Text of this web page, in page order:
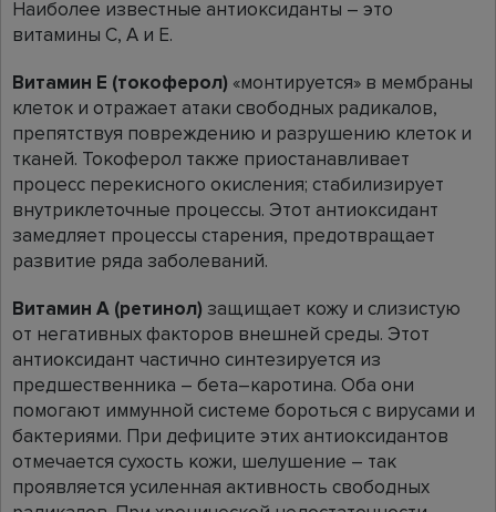
Наиболее известные антиоксиданты – это
витамины С, А и Е.
Витамин Е (токоферол) «монтируется» в мембраны
клеток и отражает атаки свободных радикалов,
препятствуя повреждению и разрушению клеток и
тканей. Токоферол также приостанавливает
процесс перекисного окисления; стабилизирует
внутриклеточные процессы. Этот антиоксидант
замедляет процессы старения, предотвращает
развитие ряда заболеваний.
Витамин A (ретинол) защищает кожу и слизистую
от негативных факторов внешней среды. Этот
антиоксидант частично синтезируется из
предшественника – бета–каротина. Оба они
помогают иммунной системе бороться с вирусами и
бактериями. При дефиците этих антиоксидантов
отмечается сухость кожи, шелушение – так
проявляется усиленная активность свободных